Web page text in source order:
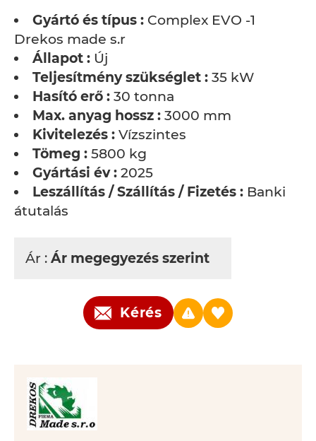
Gyártó és típus : Complex EVO -1
Drekos made s.r
Állapot : Új
Teljesítmény szükséglet : 35 kW
Hasító erő : 30 tonna
Max. anyag hossz : 3000 mm
Kivitelezés : Vízszintes
Tömeg : 5800 kg
Gyártási év : 2025
Leszállítás / Szállítás / Fizetés : Banki
átutalás
Ár : Ár megegyezés szerint
Kérés